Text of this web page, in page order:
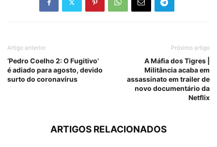
Artigo anterior
‘Pedro Coelho 2: O Fugitivo’
é adiado para agosto, devido
surto do coronavírus
Próximo artigo
A Máfia dos Tigres |
Militância acaba em
assassinato em trailer de
novo documentário da
Netflix
ARTIGOS RELACIONADOS